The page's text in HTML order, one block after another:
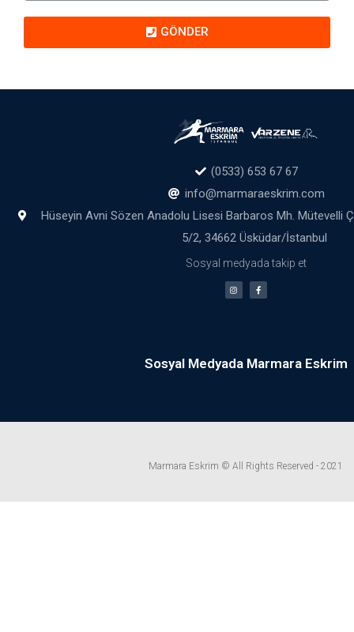
GÖNDER
(0533) 653 67 67
info@marmaraeskrim.com
Hüseyin Avni Sözen Anadolu Lisesi Barbaros Mh. Mütevelli
5/2, 34662 Üsküdar/İstanbul
Sosyal medyada takip et
Sosyal Medyada Marmara Eskrim
Marmara Eskrim © All Rights Reserved - 2021